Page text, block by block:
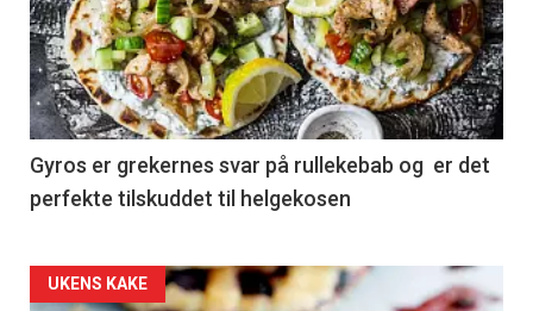
Gyros er grekernes svar på rullekebab og er det
perfekte tilskuddet til helgekosen
Forsiden
UKENS KAKE